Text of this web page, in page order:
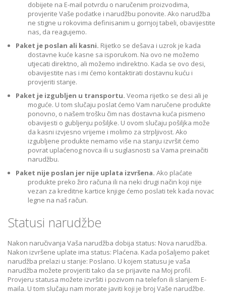
dobijete na E-mail potvrdu o naručenim proizvodima,
provjerite Vaše podatke i narudžbu ponovite. Ako narudžba
ne stigne u rokovima definisanim u gornjoj tabeli, obavijestite
nas, da reagujemo.
Paket je poslan ali kasni. Rijetko se dešava i uzrok je kada
dostavne kuće kasne sa isporukom. Na ovo ne možemo
utjecati direktno, ali možemo indirektno. Kada se ovo desi,
obavijestite nas i mi ćemo kontaktirati dostavnu kuću i
provjeriti stanje.
Paket je izgubljen u transportu. Veoma rijetko se desi ali je
moguće. U tom slučaju poslat ćemo Vam naručene produkte
ponovno, o našem trošku čim nas dostavna kuća pismeno
obavijesti o gubljenju pošiljke. U ovom slučaju pošiljka može
da kasni izvjesno vrijeme i molimo za strpljivost. Ako
izgubljene produkte nemamo više na stanju izvršit ćemo
povrat uplaćenog novca ili u suglasnosti sa Vama preinačiti
narudžbu.
Paket nije poslan jer nije uplata izvršena. Ako plaćate
produkte preko žiro računa ili na neki drugi način koji nije
vezan za kreditne kartice knjige ćemo poslati tek kada novac
legne na naš račun.
Statusi narudžbe
Nakon naručivanja Vaša narudžba dobija status: Nova narudžba.
Nakon izvršene uplate ima status: Plaćena. Kada pošaljemo paket
narudžba prelazi u stanje: Poslano. U kojem statusu je vaša
narudžba možete provjeriti tako da se prijavite na Moj profil.
Provjeru statusa možete izvršiti i pozivom na telefon ili slanjem E-
maila. U tom slučaju nam morate javiti koji je broj Vaše narudžbe.